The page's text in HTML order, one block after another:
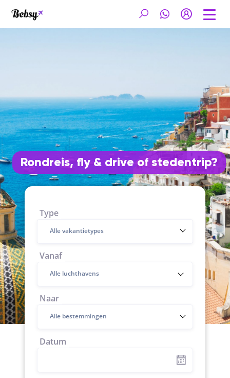
Rondreis, fly & drive of stedentrip?
Type
Alle vakantietypes
Vanaf
Naar
Alle bestemmingen
Datum